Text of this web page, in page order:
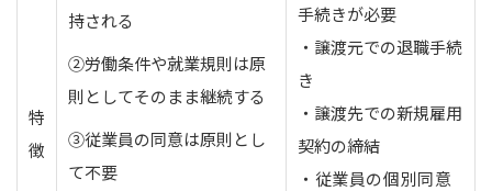
特
徴
持される
②労働条件や就業規則は原
則としてそのまま継続する
③従業員の同意は原則とし
て不要
手続きが必要
・譲渡元での退職手続
き
・譲渡先での新規雇用
契約の締結
・従業員の個別同意